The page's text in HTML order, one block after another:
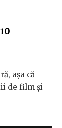
așa că
de film și